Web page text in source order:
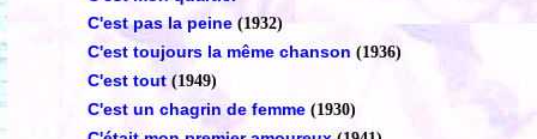
C'est pas la peine (1932)
C'est toujours la même chanson (1936)
C'est tout (1949)
C'est un chagrin de femme (1930)